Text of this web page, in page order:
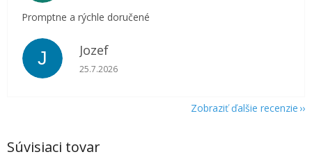
Súvisiaci tovar
Promptne a rýchle doručené
J Jozef
Hodnotenie obchodu je 5 z 5 hviezdičiek.
25.7.2026
Zobraziť ďalšie recenzie